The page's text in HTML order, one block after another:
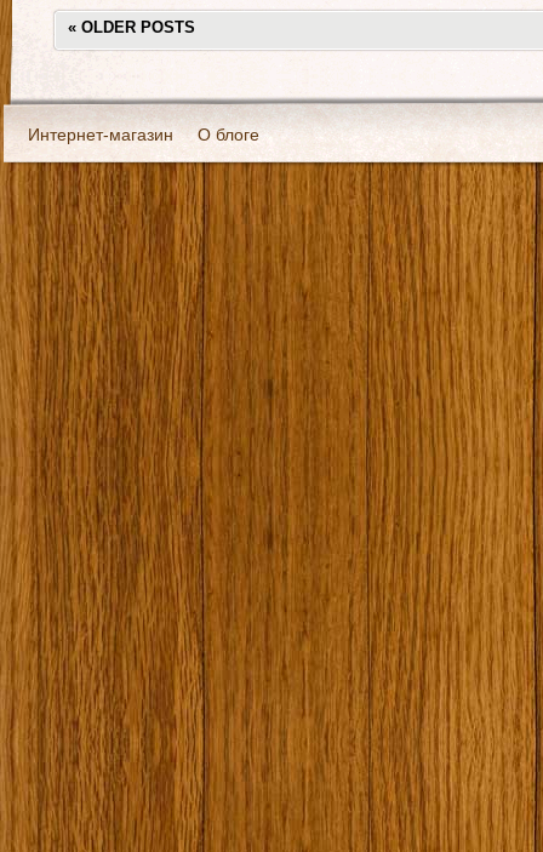
« OLDER POSTS
Интернет-магазин О блоге